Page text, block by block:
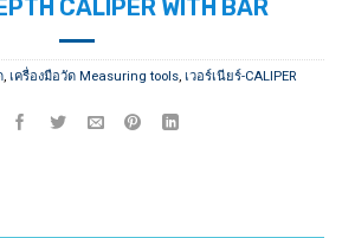
CALIPER WITH BAR
, เครื่องมือวัด Measuring tools, เวอร์เนียร์-CALIPER